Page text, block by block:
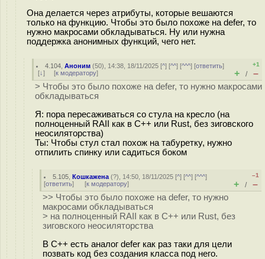
Она делается через атрибуты, которые вешаются
только на функцию. Чтобы это было похоже на defer, то
нужно макросами обкладываться. Ну или нужна
поддержка анонимных функций, чего нет.
4.104 ,Аноним (50), 14:38, 18/11/2025 [^] [^^] [^^^] [ответить]
[↓] [к модератору]
+1
+ / –
> Чтобы это было похоже на defer, то нужно макросами
обкладываться
Я: пора пересаживаться со стула на кресло (на
полноценный RAII как в C++ или Rust, без зиговского
неосиляторства)
Ты: Чтобы стул стал похож на табуретку, нужно
отпилить спинку или садиться боком
5.105 ,Кошкажена (?), 14:50, 18/11/2025 [^] [^^] [^^^]
[ответить] [к модератору]
–1
+ / –
>> Чтобы это было похоже на defer, то нужно
макросами обкладываться
> на полноценный RAII как в C++ или Rust, без
зиговского неосиляторства
В С++ есть аналог defer как раз таки для цели
позвать код без создания класса под него.